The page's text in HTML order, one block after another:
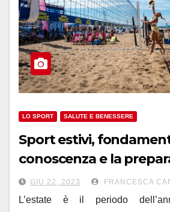
LO SPORT SALUTE E BENESSERE
Sport estivi,
conoscenza e la
GIU 22, 2023 FRANCESCA
L’estate è il periodo